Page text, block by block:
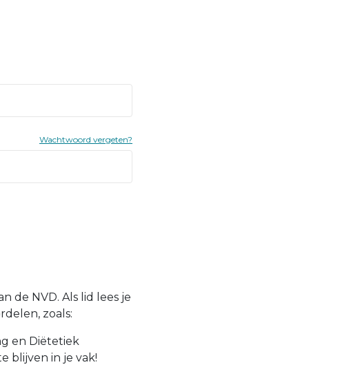
Wachtwoord vergeten?
de NVD. Als lid lees je
zoals:
en Diëtetiek
blijven in je vak!